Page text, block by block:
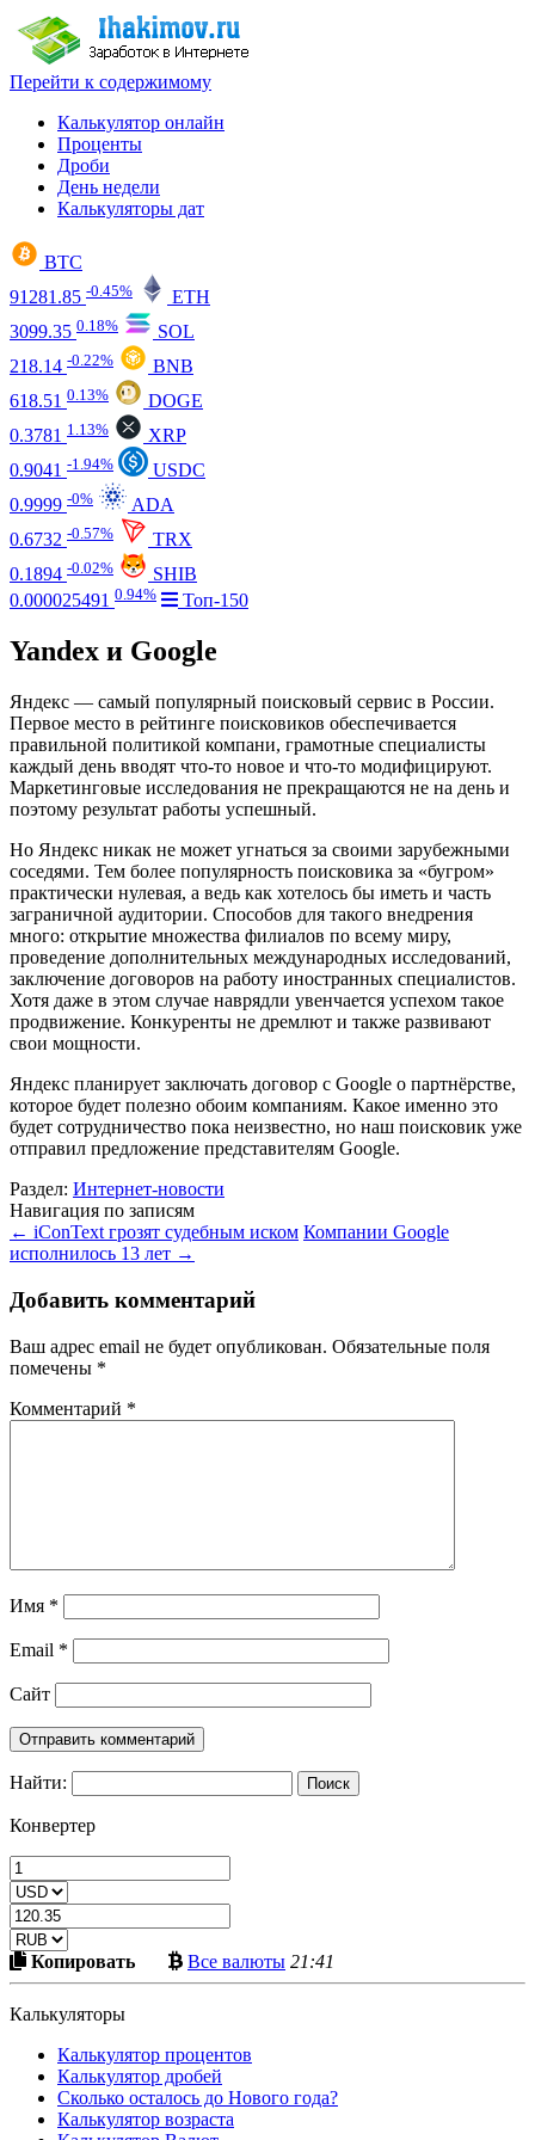
Перейти к содержимому
Калькулятор онлайн
Проценты
Дроби
День недели
Калькуляторы дат
BTC
91281.85 -0.45%
ETH
3099.35 0.18%
SOL
218.14 -0.22%
BNB
618.51 0.13%
DOGE
0.3781 1.13%
XRP
0.9041 -1.94%
USDC
0.9999 -0%
ADA
0.6732 -0.57%
TRX
0.1894 -0.02%
SHIB
0.000025491 0.94% Топ-150
Yandex и Google
Яндекс — самый популярный поисковый сервис в России.
Первое место в рейтинге поисковиков обеспечивается
правильной политикой компани, грамотные специалисты
каждый день вводят что-то новое и что-то модифицируют.
Маркетинговые исследования не прекращаются не на день и
поэтому результат работы успешный.
Но Яндекс никак не может угнаться за своими зарубежными
соседями. Тем более популярность поисковика за «бугром»
практически нулевая, а ведь как хотелось бы иметь и часть
заграничной аудитории. Способов для такого внедрения
много: открытие множества филиалов по всему миру,
проведение дополнительных международных исследований,
заключение договоров на работу иностранных специалистов.
Хотя даже в этом случае наврядли увенчается успехом такое
продвижение. Конкуренты не дремлют и также развивают
свои мощности.
Яндекс планирует заключать договор с Google о партнёрстве,
которое будет полезно обоим компаниям. Какое именно это
будет сотрудничество пока неизвестно, но наш поисковик уже
отправил предложение представителям Google.
Раздел: Интернет-новости
Навигация по записям
← iConText грозят судебным иском Компании Google
исполнилось 13 лет →
Добавить комментарий
Ваш адрес email не будет опубликован. Обязательные поля
помечены *
Комментарий *
Имя *
Email *
Сайт
Найти:
Конвертер
КопироватьСкопировать
в
Все валютыБольше
криптовалют
21:41
Калькуляторы
Калькулятор процентов
Калькулятор дробей
Сколько осталось до Нового года?
Калькулятор возраста